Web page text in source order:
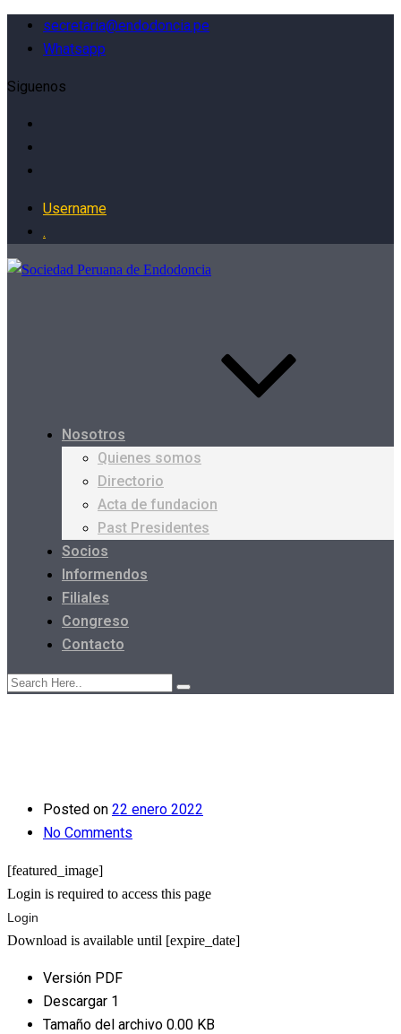
secretaria@endodoncia.pe
Whatsapp
Siguenos
Username
.
Nosotros
Quienes somos
Directorio
Acta de fundacion
Past Presidentes
Socios
Informendos
Filiales
Congreso
Contacto
Posted on 22 enero 2022
No Comments
[featured_image]
Login is required to access this page
Login
Download is available until [expire_date]
Versión PDF
Descargar 1
Tamaño del archivo 0.00 KB